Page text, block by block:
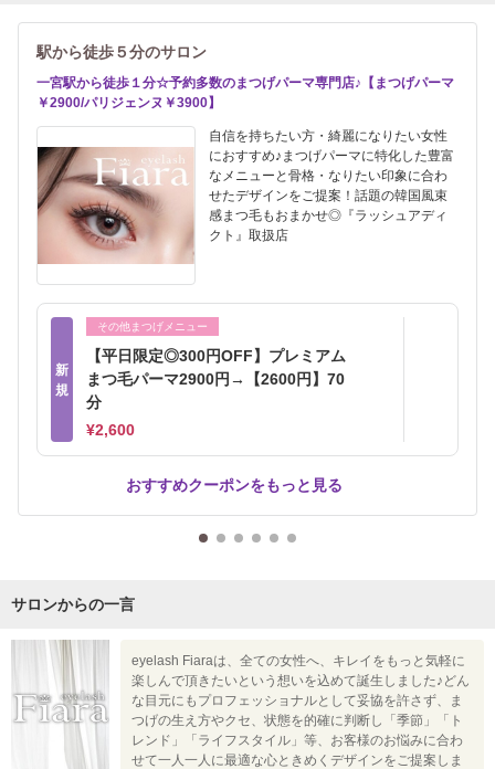
駅から徒歩５分のサロン
一宮駅から徒歩１分☆予約多数のまつげパーマ専門店♪【まつげパーマ
￥2900/パリジェンヌ￥3900】
自信を持ちたい方・綺麗になりたい女性
におすすめ♪まつげパーマに特化した豊富
なメニューと骨格・なりたい印象に合わ
せたデザインをご提案！話題の韓国風束
感まつ毛もおまかせ◎『ラッシュアディ
クト』取扱店
新
規
その他まつげメニュー
【平日限定◎300円OFF】プレミアム
まつ毛パーマ2900円→【2600円】70
分
¥2,600
おすすめクーポンをもっと見る
サロンからの一言
eyelash Fiaraは、全ての女性へ、キレイをもっと気軽に
楽しんで頂きたいという想いを込めて誕生しました♪どん
な目元にもプロフェッショナルとして妥協を許さず、ま
つげの生え方やクセ、状態を的確に判断し「季節」「ト
レンド」「ライフスタイル」等、お客様のお悩みに合わ
せて一人一人に最適な心ときめくデザインをご提案しま